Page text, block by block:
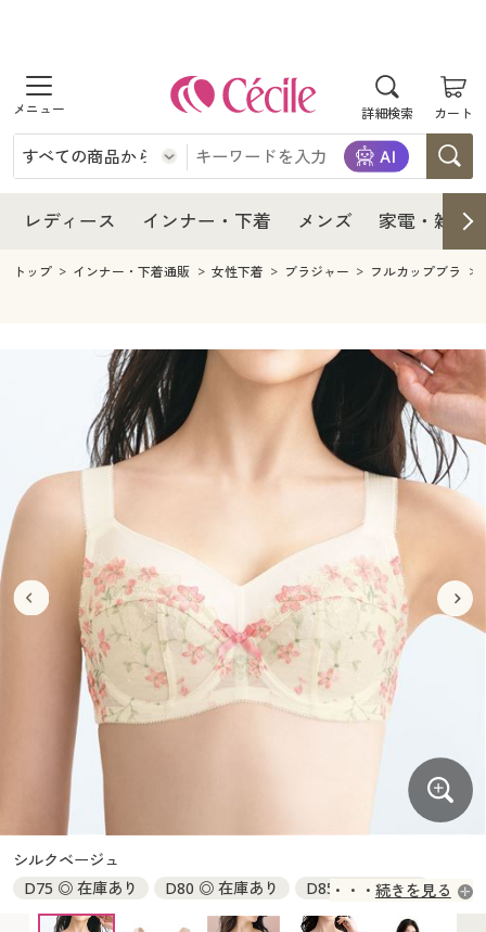
詳細検索 カート
商品を探す
レディース
レディースファッション
インナー・下着
インナー・下着通販すべて
メンズ下着
ジュニア・ティーンズ下着
メンズ
メンズファッション
メンズ下着
家電・雑貨すべて
キッチン・雑貨・日用品
寝具・インテリア・家具
寝具・インテリア・家具通販すべて
家具・収納
寝具・ベッド
カーテン・ラグ・ファブリック
美容・健康
美容・健康通販すべて
美容・健康・サプリメント
制服・スクール
制服・スクールすべて
制服・学生服
ジュニア・ティーンズ下着
大きいサイズ
大きいサイズ通販すべて
大きいサイズ レディース服
大きいサイズ レディース下着
大きいサイズ メンズ
大きいサイズ 事務・制服
バーゲン
バーゲンセール
シークレットセール
詳細検索
商品カテゴリ一覧
カタログ
カタログ・チラシからのご注文
デジタルカタログ
レディース インナー・下着 メンズ 家電・雑貨
レディース
レディース通販すべて
レディースファッション
インナー・下着
インナー・下着通販すべて
ジュニア・ティーンズ下着
メンズ
メンズ下着
キッチン・雑貨・日用品
寝具・インテリア・家具通販すべて
家具・収納
カーテン・ラグ・ファブリック
美容・健康
美容・健康通販すべて
制服・スクール
制服・学生服
ジュニア・ティーンズ下着
大きいサイズ
大きいサイズ通販すべて
大きいサイズ レディース服
大きいサイズ レディース下着
大きいサイズ メンズ
大きいサイズ 事務・制服
バーゲン
バーゲンセール
シークレットセール
詳細検索
商品カテゴリ一覧
カタログ
カタログ・チラシからのご注文
カタログ無料プレゼント
トップ インナー・下着通販 女性下着 ブラジャー フルカップブラ
シルクベージュ
D75 ◎ 在庫あり
D80 ◎ 在庫あり
D85 ◎ 在庫あり
D90 ◎ 在庫あり
D95 ◎ 在庫あり
D100 ◎ 在庫あり
続きを見る